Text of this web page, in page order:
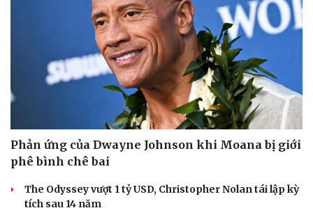
Phản ứng của Dwayne Johnson khi Moana bị giới
phê bình chê bai
The Odyssey vượt 1 tỷ USD, Christopher Nolan tái lập kỳ
tích sau 14 năm